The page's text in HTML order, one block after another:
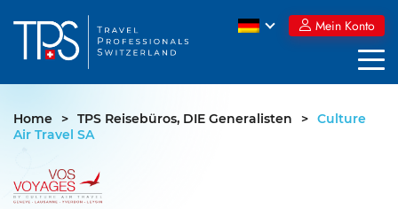
to
content
Mein Konto
Home > TPS Reisebüros, DIE Generalisten > Culture
Air Travel SA